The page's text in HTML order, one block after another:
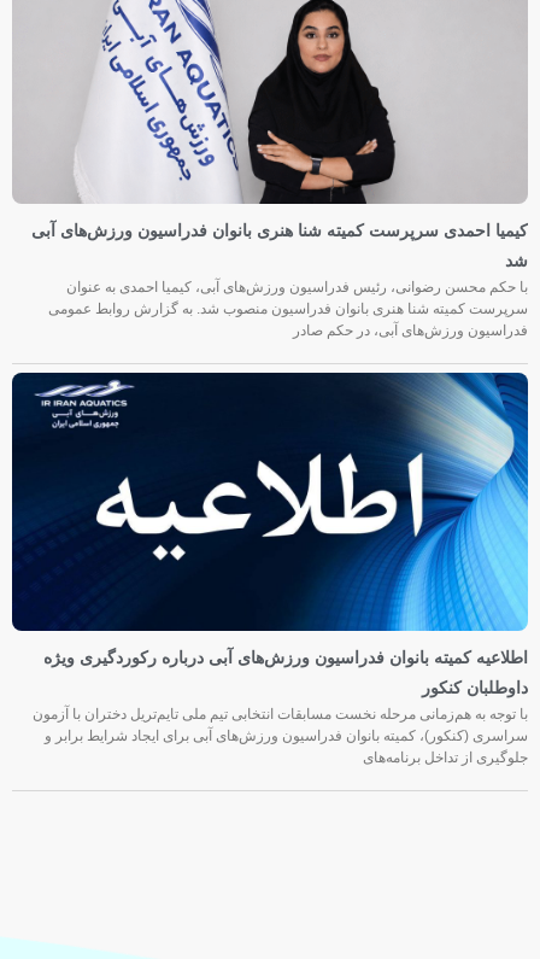
کیمیا احمدی سرپرست کمیته شنا هنری بانوان فدراسیون ورزش‌های آبی
شد
با حکم محسن رضوانی، رئیس فدراسیون ورزش‌های آبی، کیمیا احمدی به عنوان
سرپرست کمیته شنا هنری بانوان فدراسیون منصوب شد. به گزارش روابط عمومی
فدراسیون ورزش‌های آبی، در حکم صادر
اطلاعیه کمیته بانوان فدراسیون ورزش‌های آبی درباره رکوردگیری ویژه
داوطلبان کنکور
با توجه به هم‌زمانی مرحله نخست مسابقات انتخابی تیم ملی تایم‌تریل دختران با آزمون
سراسری (کنکور)، کمیته بانوان فدراسیون ورزش‌های آبی برای ایجاد شرایط برابر و
جلوگیری از تداخل برنامه‌های